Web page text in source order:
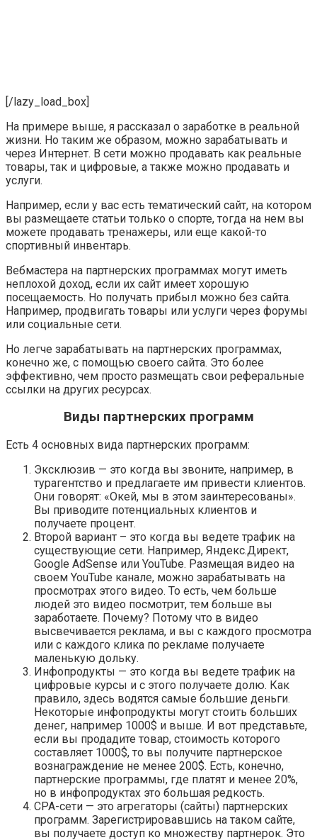
[/lazy_load_box]
На примере выше, я рассказал о заработке в реальной
жизни. Но таким же образом, можно зарабатывать и
через Интернет. В сети можно продавать как реальные
товары, так и цифровые, а также можно продавать и
услуги.
Например, если у вас есть тематический сайт, на котором
вы размещаете статьи только о спорте, тогда на нем вы
можете продавать тренажеры, или еще какой-то
спортивный инвентарь.
Вебмастера на партнерских программах могут иметь
неплохой доход, если их сайт имеет хорошую
посещаемость. Но получать прибыл можно без сайта.
Например, продвигать товары или услуги через форумы
или социальные сети.
Но легче зарабатывать на партнерских программах,
конечно же, с помощью своего сайта. Это более
эффективно, чем просто размещать свои реферальные
ссылки на других ресурсах.
Виды партнерских программ
Есть 4 основных вида партнерских программ:
Эксклюзив — это когда вы звоните, например, в
турагентство и предлагаете им привести клиентов.
Они говорят: «Окей, мы в этом заинтересованы».
Вы приводите потенциальных клиентов и
получаете процент.
Второй вариант – это когда вы ведете трафик на
существующие сети. Например, Яндекс.Директ,
Google AdSense или YouTube. Размещая видео на
своем YouTube канале, можно зарабатывать на
просмотрах этого видео. То есть, чем больше
людей это видео посмотрит, тем больше вы
заработаете. Почему? Потому что в видео
высвечивается реклама, и вы с каждого просмотра
или с каждого клика по рекламе получаете
маленькую дольку.
Инфопродукты — это когда вы ведете трафик на
цифровые курсы и с этого получаете долю. Как
правило, здесь водятся самые большие деньги.
Некоторые инфопродукты могут стоить больших
денег, например 1000$ и выше. И вот представьте,
если вы продадите товар, стоимость которого
составляет 1000$, то вы получите партнерское
вознаграждение не менее 200$. Есть, конечно,
партнерские программы, где платят и менее 20%,
но в инфопродуктах это большая редкость.
CPA-сети — это агрегаторы (сайты) партнерских
программ. Зарегистрировавшись на таком сайте,
вы получаете доступ ко множеству партнерок. Это